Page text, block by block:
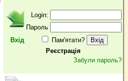
Вхід
Login:
Пароль
Пам'ятати?
Реєстрація
Забули пароль?